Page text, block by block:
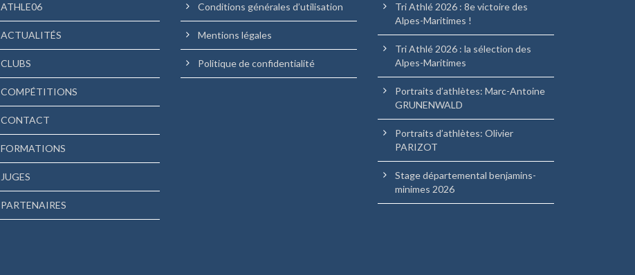
ATHLE06
ACTUALITÉS
CLUBS
COMPÉTITIONS
CONTACT
FORMATIONS
JUGES
PARTENAIRES
Conditions générales d’utilisation
Mentions légales
Politique de confidentialité
Tri Athlé 2026 : 8e victoire des
Alpes-Maritimes !
Tri Athlé 2026 : la sélection des
Alpes-Maritimes
Portraits d’athlètes: Marc-Antoine
GRUNENWALD
Portraits d’athlètes: Olivier
PARIZOT
Stage départemental benjamins-
minimes 2026